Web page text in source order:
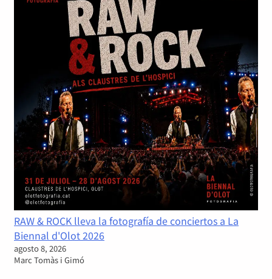
RAW & ROCK lleva la fotografía de conciertos a La
Biennal d'Olot 2026
agosto 8, 2026
Marc Tomàs i Gimó